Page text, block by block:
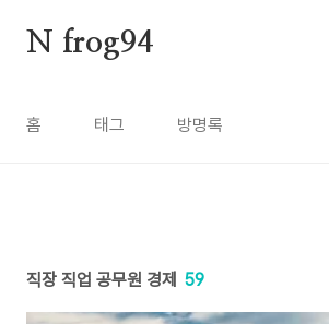
N frog94
홈 태그 방명록
직장 직업 공무원 경제 59